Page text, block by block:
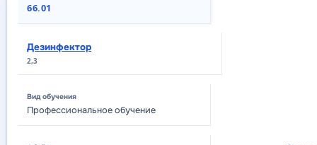
66.01
Дезинфектор
2,3
Профессиональное обучение